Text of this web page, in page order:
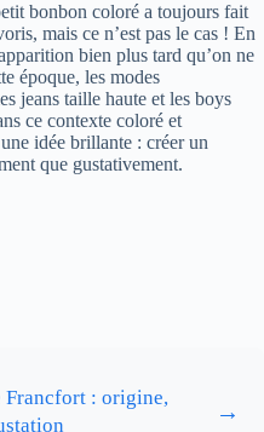
bonbon coloré a toujours fait
mais ce n’est pas le cas ! En
bien plus tard qu’on ne
époque, les modes
jeans taille haute et les boys
ce contexte coloré et
idée brillante : créer un
que gustativement.
Francfort : origine,
→